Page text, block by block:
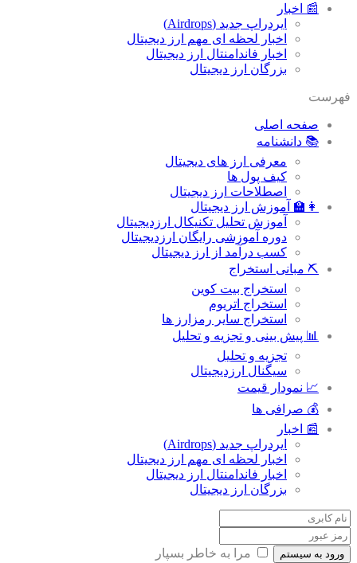
📰 اخبار
ایردراپ جدید (Airdrops)
اخبار لحظه ای مهم ارز دیجیتال
اخبار فاندامنتال ارز دیجیتال
بزرگان ارز دیجیتال
فهرست
صفحه اصلی
📚 دانشنامه
معرفی ارز های دیجیتال
کیف پول ها
اصطلاحات ارز دیجیتال
👩‍🏫 آموزش ارز دیجیتال
آموزش تحلیل تکنیکال ارزدیجیتال
دوره آموزشی رایگان ارزدیجیتال
کسب درآمد از ارز دیجیتال
⛏ مبانی استخراج
استخراج بیت کوین
استخراج اتریوم
استخراج سایر رمزارز ها
📊 پیش بینی و تجزیه و تحلیل
تجزیه و تحلیل
سیگنال ارزدیجیتال
📈 نمودار قیمت
💰 صرافی ها
📰 اخبار
ایردراپ جدید (Airdrops)
اخبار لحظه ای مهم ارز دیجیتال
اخبار فاندامنتال ارز دیجیتال
بزرگان ارز دیجیتال
ورود به سیستم
مرا به خاطر بسپار